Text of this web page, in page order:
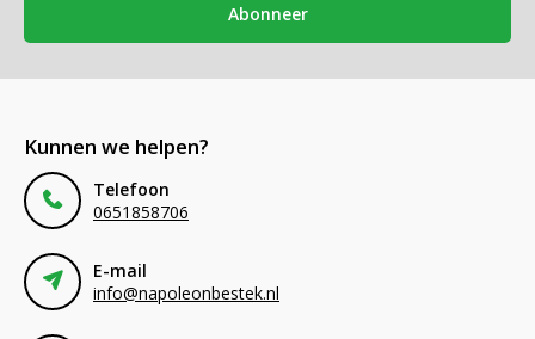
Abonneer
Kunnen we helpen?
Telefoon
0651858706
E-mail
info@napoleonbestek.nl